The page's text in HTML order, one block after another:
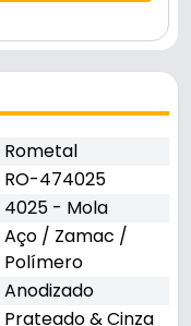
Rometal
RO-474025
4025 - Mola
Aço / Zamac /
Polímero
Anodizado
Prateado & Cinza